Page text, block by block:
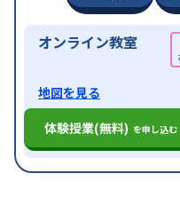
オンライン教室
地図を見る
体験授業(無料) を申し込む